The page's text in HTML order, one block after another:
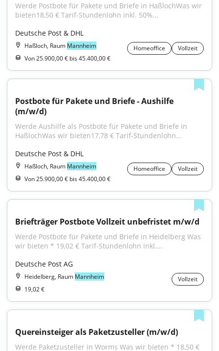
Werde Postbote für Pakete und Briefe in HaßlochWas wir
bieten18,50 € Tarif-Stundenlohn inkl. 50%...
Deutsche Post & DHL
Haßloch, Raum Mannheim Homeoffice
Vollzeit
Von 25.900,00 € bis 45.400,00 €
Postbote für Pakete und Briefe - Aushilfe
(m/w/d)
Werde Aushilfe als Postbote für Pakete und Briefe in
HaßlochWas wir bieten17,78 € Tarif-Stundenlohn...
Deutsche Post & DHL
Haßloch, Raum Mannheim Homeoffice
Vollzeit
Von 25.900,00 € bis 45.400,00 €
Briefträger Postbote Vollzeit unbefristet m/w/d
Werde Postbote für Pakete und Briefe in Heidelberg Was
wir bieten * 19,02 € Tarif-Stundenlohn inkl....
Deutsche Post AG
Heidelberg, Raum Mannheim
Vollzeit
19,02 €
Quereinsteiger als Paketzusteller (m/w/d)
Werde Paketzusteller in Worms Was wir bieten * 18,50 €